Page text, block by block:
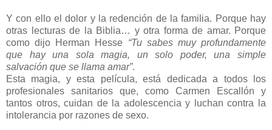
Y con ello el dolor y la redención de la familia. Porque hay
otras lecturas de la Biblia… y otra forma de amar. Porque
como dijo Herman Hesse “Tu sabes muy profundamente
que hay una sola magia, un solo poder, una simple
salvación que se llama amar”.
Esta magia, y esta película, está dedicada a todos los
profesionales sanitarios que, como Carmen Escallón y
tantos otros, cuidan de la adolescencia y luchan contra la
intolerancia por razones de sexo.